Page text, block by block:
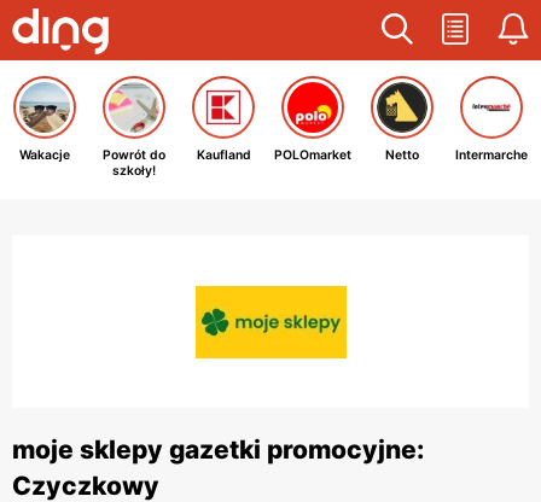
Wakacje
Powrót do
szkoły!
Kaufland POLOmarket Netto Intermarche
moje sklepy gazetki promocyjne:
Czyczkowy